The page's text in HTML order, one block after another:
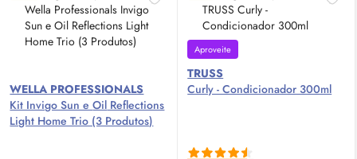
WELLA PROFESSIONALS
Kit Invigo Sun eOil Reflections
Light Home Trio (3 Produtos)
Aproveite
TRUSS
Curly - Condicionador 300ml